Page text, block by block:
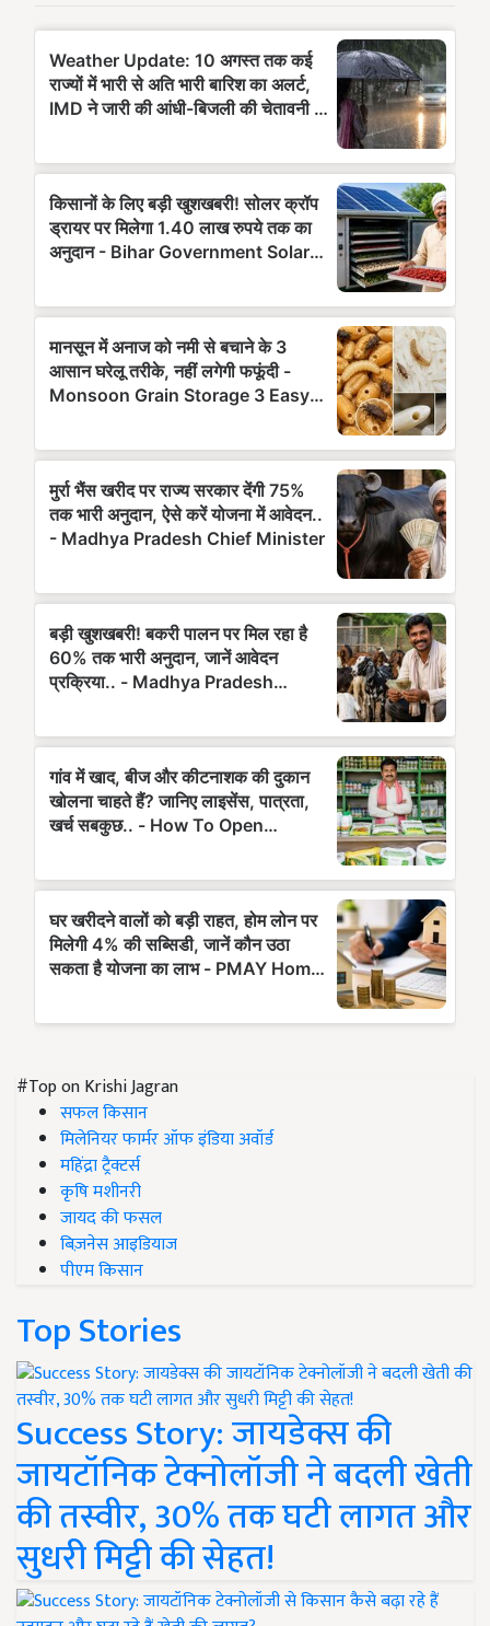
#Top on Krishi Jagran
सफल किसान
मिलेनियर फार्मर ऑफ इंडिया अवॉर्ड
महिंद्रा ट्रैक्टर्स
कृषि मशीनरी
जायद की फसल
बिज़नेस आइडियाज
पीएम किसान
Top Stories
Success Story: जायडेक्स की
जायटॉनिक टेक्नोलॉजी ने बदली खेती
की तस्वीर, 30% तक घटी लागत और
सुधरी मिट्टी की सेहत!